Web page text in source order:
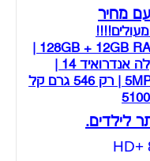
מחיר
מעבד 8 ליבות | מצלמה ראשית 5MP | רק 546 גרם קל
לילדים.